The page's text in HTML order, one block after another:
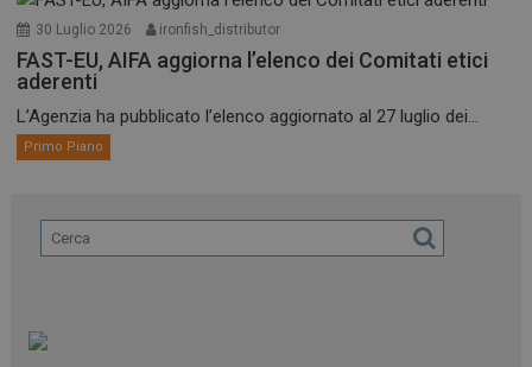
30 Luglio 2026 ironfish_distributor
FAST-EU, AIFA aggiorna l’elenco dei Comitati etici
aderenti
L’Agenzia ha pubblicato l’elenco aggiornato al 27 luglio dei...
Primo Piano